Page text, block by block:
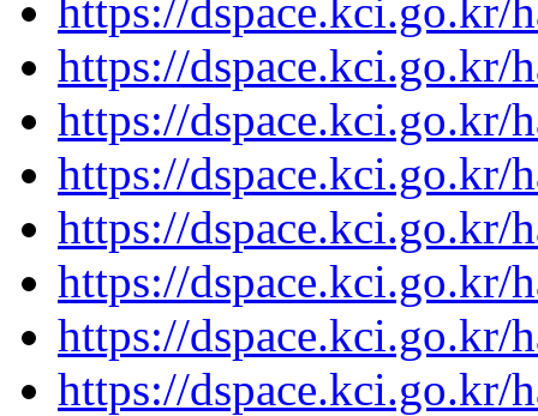
https://dspace.kci.go.kr/
https://dspace.kci.go.kr/
https://dspace.kci.go.kr/
https://dspace.kci.go.kr/
https://dspace.kci.go.kr/
https://dspace.kci.go.kr/
https://dspace.kci.go.kr/
https://dspace.kci.go.kr/